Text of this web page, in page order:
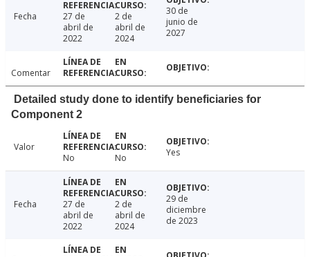
Fecha
27 de
abril de
2022
2 de
abril de
2024
30 de
junio de
2027
Comentar
Detailed study done to identify beneficiaries for
Component 2
Valor
No
No Yes
Fecha
27 de
abril de
2022
2 de
abril de
2024
29 de
diciembre
de 2023